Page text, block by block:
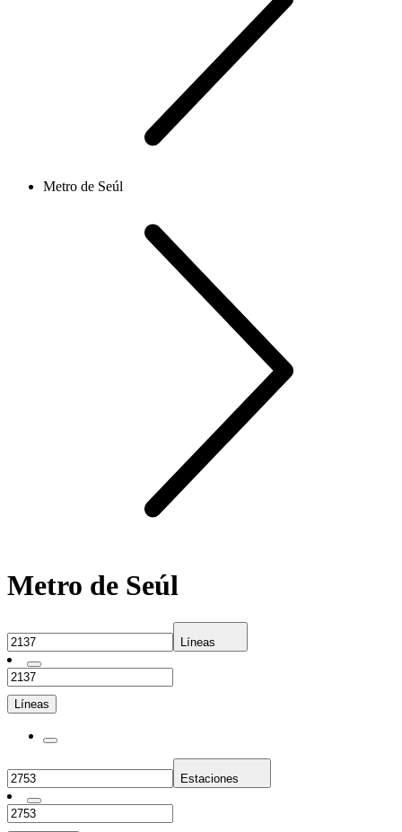
Metro de Seúl
Metro de Seúl
Líneas
Líneas
Estaciones